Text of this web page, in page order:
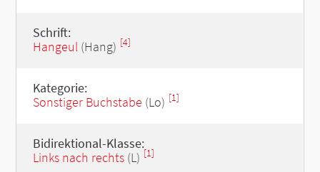
Schrift:
Hangeul(Hang) [4]
Kategorie:
Sonstiger Buchstabe (Lo) [1]
Bidirektional-Klasse:
Links nach rechts(L) [1]